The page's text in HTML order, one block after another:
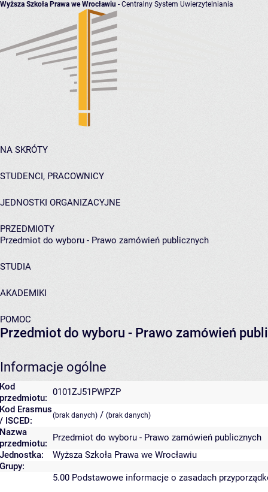
Wyższa Szkoła Prawa we Wrocławiu - Centralny System Uwierzytelniania
NA SKRÓTY
STUDENCI, PRACOWNICY
JEDNOSTKI ORGANIZACYJNE
PRZEDMIOTY
Przedmiot do wyboru - Prawo zamówień publicznych
STUDIA
AKADEMIKI
POMOC
Przedmiot do wyboru - Prawo zamówień
Informacje ogólne
Kod
przedmiotu:
0101ZJ51PWPZP
Kod Erasmus
/ ISCED:
(brak danych) / (brak danych)
Nazwa
przedmiotu:
Przedmiot do wyboru - Prawo zamówień publicznych
Jednostka:
Wyższa Szkoła Prawa we Wrocławiu
Grupy:
5.00 Podstawowe informacje o zasadach